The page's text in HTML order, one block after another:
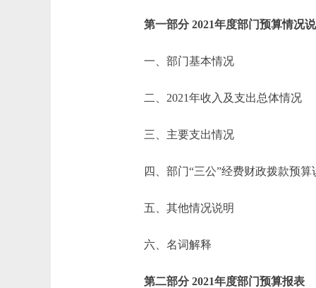
第一部分 2021年度部门预算情况
一、部门基本情况
二、2021年收入及支出总体情况
三、主要支出情况
四、部门“三公”经费财政拨款预算
五、其他情况说明
六、名词解释
第二部分 2021年度部门预算报表